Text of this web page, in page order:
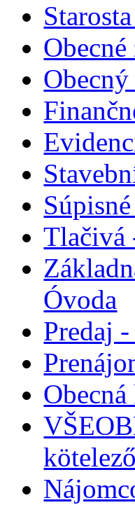
Tlačivá
Óvoda
Predaj